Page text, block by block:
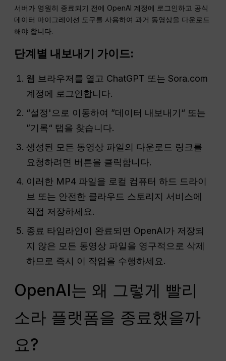
서버가 영원히 종료되기 전에 OpenAI 계정에 로그인하고 공식
데이터 마이그레이션 도구를 사용하여 과거 동영상을 다운로드
해야 합니다.
단계별 내보내기 가이드:
웹 브라우저를 열고 ChatGPT 또는 Sora.com
계정에 로그인합니다.
“설정'으로 이동하여 ”데이터 내보내기“ 또는
”기록“ 탭을 찾습니다.
생성된 모든 동영상 파일의 다운로드 링크를
요청하려면 버튼을 클릭합니다.
이러한 MP4 파일을 로컬 컴퓨터 하드 드라이
브 또는 안전한 클라우드 스토리지 서비스에
직접 저장하세요.
종료 타임라인이 완료되면 OpenAI가 저장되
지 않은 모든 동영상 파일을 영구적으로 삭제
하므로 즉시 이 작업을 수행하세요.
OpenAI는 왜 그렇게 빨리
소라 플랫폼을 종료했을까
요?